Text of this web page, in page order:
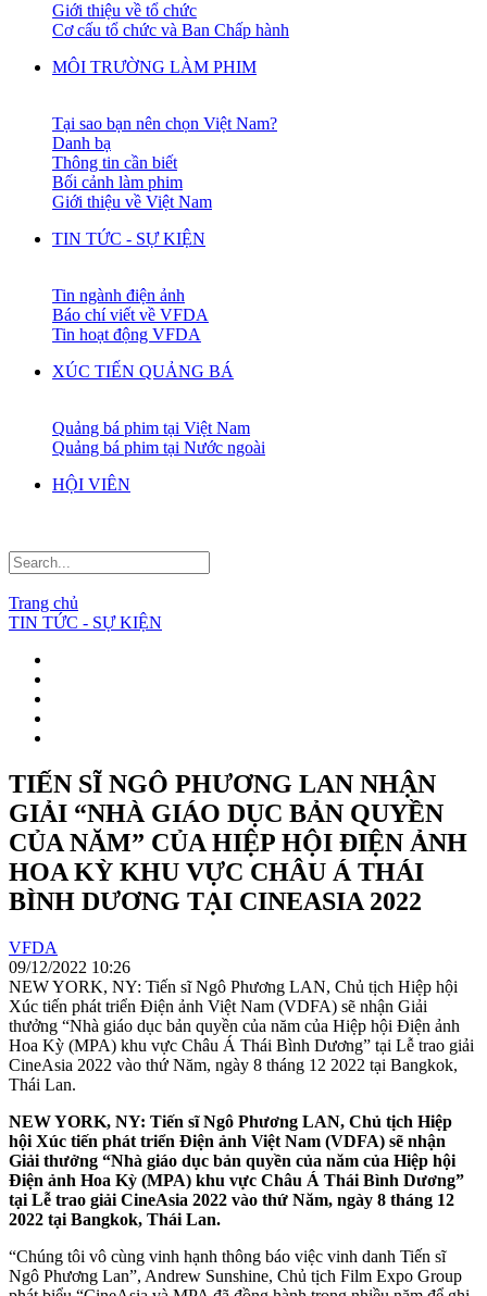
Giới thiệu về tổ chức
Cơ cấu tổ chức và Ban Chấp hành
MÔI TRƯỜNG LÀM PHIM
Tại sao bạn nên chọn Việt Nam?
Danh bạ
Thông tin cần biết
Bối cảnh làm phim
Giới thiệu về Việt Nam
TIN TỨC - SỰ KIỆN
Tin ngành điện ảnh
Báo chí viết về VFDA
Tin hoạt động VFDA
XÚC TIẾN QUẢNG BÁ
Quảng bá phim tại Việt Nam
Quảng bá phim tại Nước ngoài
HỘI VIÊN
Trang chủ
TIN TỨC - SỰ KIỆN
TIẾN SĨ NGÔ PHƯƠNG LAN NHẬN
GIẢI “NHÀ GIÁO DỤC BẢN QUYỀN
CỦA NĂM” CỦA HIỆP HỘI ĐIỆN ẢNH
HOA KỲ KHU VỰC CHÂU Á THÁI
BÌNH DƯƠNG TẠI CINEASIA 2022
VFDA
09/12/2022 10:26
NEW YORK, NY: Tiến sĩ Ngô Phương LAN, Chủ tịch Hiệp hội
Xúc tiến phát triển Điện ảnh Việt Nam (VDFA) sẽ nhận Giải
thưởng “Nhà giáo dục bản quyền của năm của Hiệp hội Điện ảnh
Hoa Kỳ (MPA) khu vực Châu Á Thái Bình Dương” tại Lễ trao giải
CineAsia 2022 vào thứ Năm, ngày 8 tháng 12 2022 tại Bangkok,
Thái Lan.
NEW YORK, NY: Tiến sĩ Ngô Phương LAN, Chủ tịch Hiệp
hội Xúc tiến phát triển Điện ảnh Việt Nam (VDFA) sẽ nhận
Giải thưởng “Nhà giáo dục bản quyền của năm của Hiệp hội
Điện ảnh Hoa Kỳ (MPA) khu vực Châu Á Thái Bình Dương”
tại Lễ trao giải CineAsia 2022 vào thứ Năm, ngày 8 tháng 12
2022 tại Bangkok, Thái Lan.
“Chúng tôi vô cùng vinh hạnh thông báo việc vinh danh Tiến sĩ
Ngô Phương Lan”, Andrew Sunshine, Chủ tịch Film Expo Group